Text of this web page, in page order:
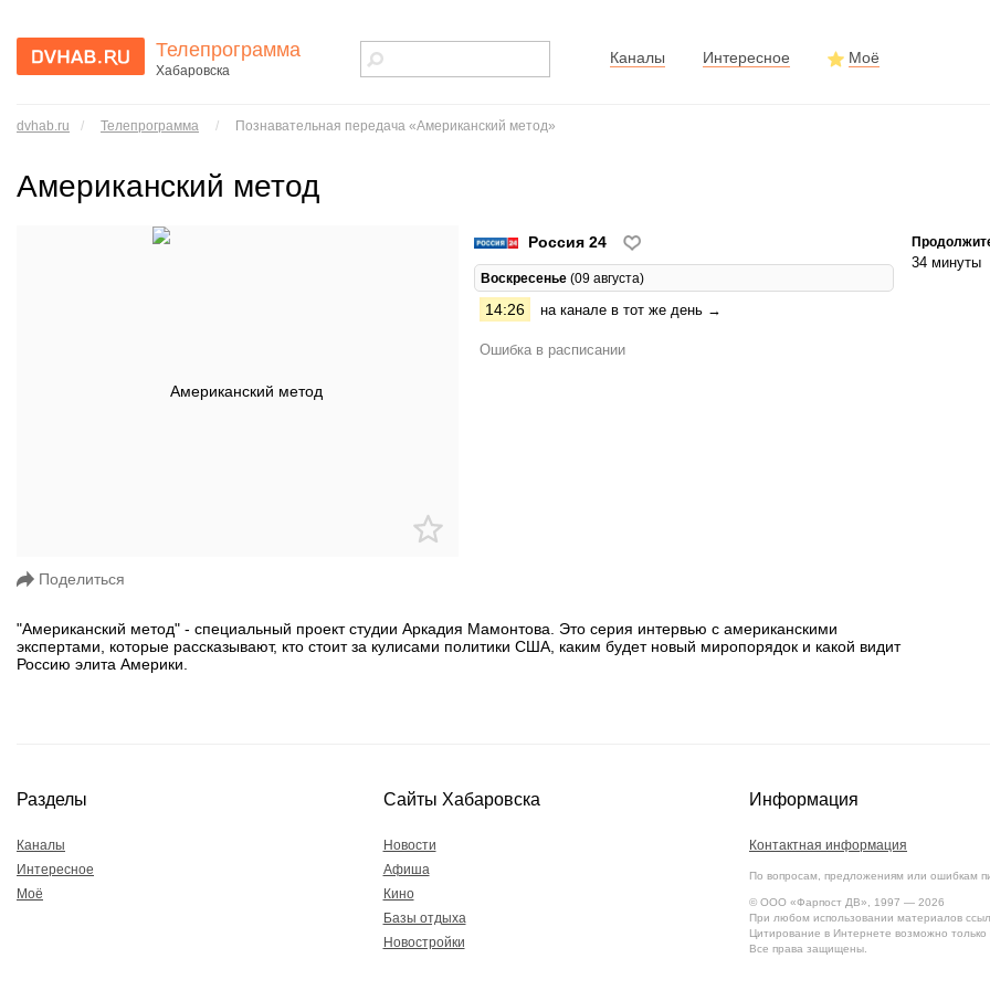
Хабаровска
Телепрограмма
Хабаровска
Каналы Интересное Моё
dvhab.ru / Телепрограмма / Познавательная передача «Американский метод»
Американский метод
Поделиться
Россия 24
Воскресенье (09 августа)
14:26 на канале в тот же день →
Ошибка в расписании
"Американский метод" - специальный проект студии Аркадия Мамонтова. Это серия интервью с американскими
экспертами, которые рассказывают, кто стоит за кулисами политики США, каким будет новый миропорядок и какой видит
Россию элита Америки.
34 минуты
Разделы
Каналы
Интересное
Моё
Сайты Хабаровска
Новости
Афиша
Кино
Базы отдыха
Новостройки
Информация
Контактная информация
По вопросам, предложениям или ошибкам
© ООО «Фарпост ДВ», 1997 — 2026
При любом использовании материалов
Цитирование в Интернете возможно только
Все права защищены.